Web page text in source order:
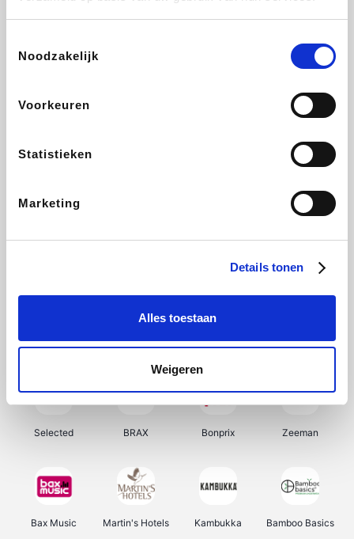
Noodzakelijk
Voorkeuren
Statistieken
Marketing
Details tonen
Alles toestaan
Weigeren
Lufthansa
CheapTickets.be DeubaXXL
Samsung My Jewellery Delonghi Tennis Point
Selected BRAX Bonprix Zeeman
Bax Music Martin's Hotels Kambukka Bamboo Basics